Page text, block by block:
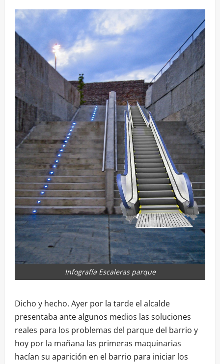
Infografía Escaleras parque
Dicho y hecho. Ayer por la tarde el alcalde
presentaba ante algunos medios las soluciones
reales para los problemas del parque del barrio y
hoy por la mañana las primeras maquinarias
hacían su aparición en el barrio para iniciar los